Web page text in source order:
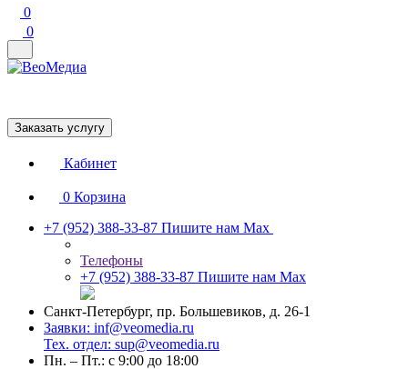
0
0
Заказать услугу
Кабинет
0 Корзина
+7 (952) 388-33-87 Пишите нам Max
Телефоны
+7 (952) 388-33-87 Пишите нам Max
Санкт-Петербург, пр. Большевиков, д. 26-1
Заявки: inf@veomedia.ru
Тех. отдел: sup@veomedia.ru
Пн. – Пт.: с 9:00 до 18:00